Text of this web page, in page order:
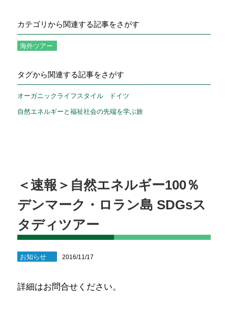
カテゴリから関連する記事をさがす
海外ツアー
タグから関連する記事をさがす
オーガニックライフスタイル ドイツ
自然エネルギーと福祉社会の先端を学ぶ旅
＜速報＞自然エネルギー100％
デンマーク・ロラン島 SDGsス
タディツアー
お知らせ 2016/11/17
詳細はお問合せください。